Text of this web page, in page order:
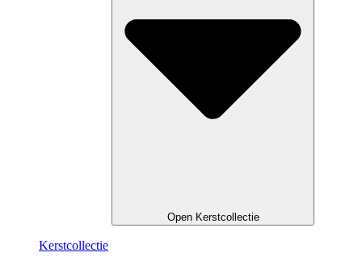
Open Kerstcollectie
Kerstcollectie